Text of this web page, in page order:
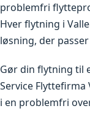
problemfri
Hver flytning i
løsning, der
Gør din flytning til
Service
i en problemfri